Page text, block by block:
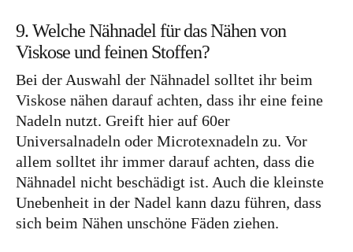
9. Welche Nähnadel für das Nähen von
Viskose und feinen Stoffen?
Bei der Auswahl der Nähnadel solltet ihr beim
Viskose nähen darauf achten, dass ihr eine feine
Nadeln nutzt. Greift hier auf 60er
Universalnadeln oder Microtexnadeln zu. Vor
allem solltet ihr immer darauf achten, dass die
Nähnadel nicht beschädigt ist. Auch die kleinste
Unebenheit in der Nadel kann dazu führen, dass
sich beim Nähen unschöne Fäden ziehen.